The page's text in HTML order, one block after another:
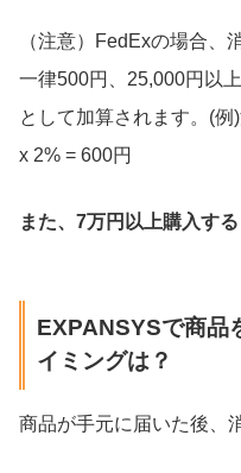
（注意）FedExの場合、
一律500円、25,000円以
として加算されます。(
x 2% = 600円
また、7万円以上購入す
EXPANSYSで商品
イミングは？
商品が手元に届いた後、